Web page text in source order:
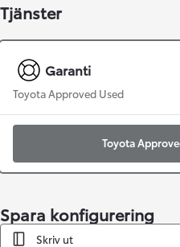
Tjänster
Garanti
Toyota Approved Used
Toyota
Spara konfigurering
Skriv ut